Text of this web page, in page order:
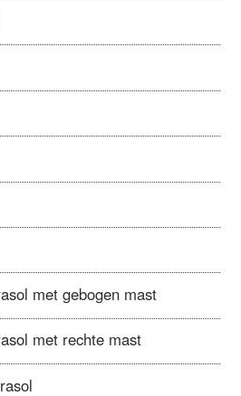
met gebogen mast
met rechte mast